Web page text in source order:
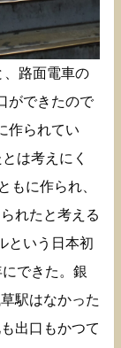
、路面電車の
ができたので
作られてい
は考えにく
もに作られ、
れたと考える
という日本初
できた。銀
駅はなかった
出口もかつて